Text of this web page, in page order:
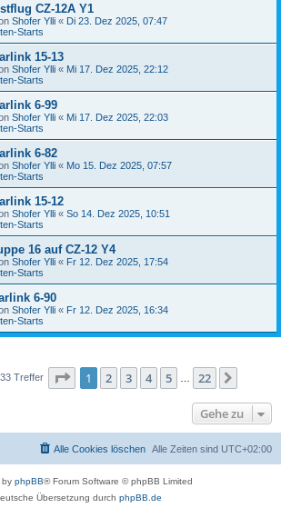
CZ-12A Y1
Shofer Ylli « Di 23. Dez 2025, 07:47
Starts
15-13
Shofer Ylli « Mi 17. Dez 2025, 22:12
Starts
6-99
Shofer Ylli « Mi 17. Dez 2025, 22:03
Starts
6-82
Shofer Ylli « Mo 15. Dez 2025, 07:57
Starts
15-12
Shofer Ylli « So 14. Dez 2025, 10:51
Starts
16 auf CZ-12 Y4
Shofer Ylli « Fr 12. Dez 2025, 17:54
Starts
6-90
Shofer Ylli « Fr 12. Dez 2025, 16:34
Starts
Treffer Seite 1von 22
1 2 3 4 5 22
Gehe zu
Alle Zeiten sind UTC+02:00
Alle Cookies löschen
by phpBB® Forum Software © phpBB Limited
Übersetzung durch phpBB.de